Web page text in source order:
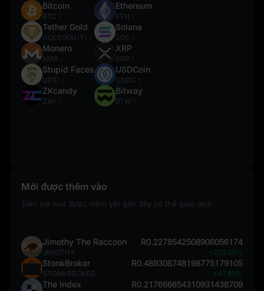
Bitcoin
BTC
Tether Gold
GOLD(XAUT)
Monero
XMR
Stupid Faces
UPID
ZKcandy
ZAY
Ethereum
ETH
Solana
SOL
XRP
XRP
USDCoin
USDC
Bitway
BTW
Mới được thêm vào
Tiền mã hoá được niêm yết gần đây có thể giao dịch
Jimothy The Raccoon
JIMOTHY
R0.2278542508906056174
+220.40%
StonkBroker
STONKBROKER
R0.489308748198775179105
+47.80%
The Index R0.217666854310931438709